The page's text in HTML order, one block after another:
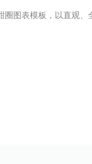
圈图表模板，以直观